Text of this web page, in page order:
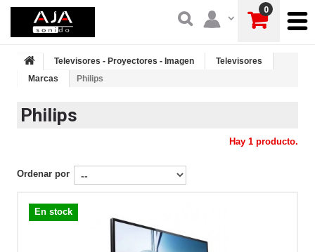
0
Televisores - Proyectores - Imagen
Televisores
Marcas
Philips
Philips
Hay 1 producto.
Ordenar por
En stock